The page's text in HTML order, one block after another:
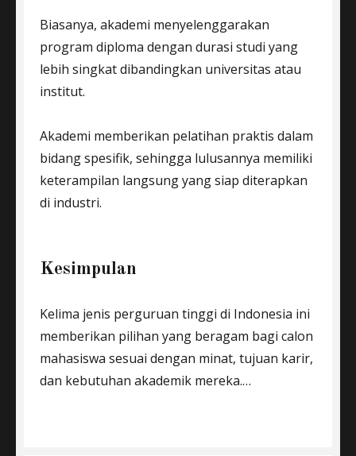
Biasanya, akademi menyelenggarakan
program diploma dengan durasi studi yang
lebih singkat dibandingkan universitas atau
institut.
Akademi memberikan pelatihan praktis dalam
bidang spesifik, sehingga lulusannya memiliki
keterampilan langsung yang siap diterapkan
di industri.
Kesimpulan
Kelima jenis perguruan tinggi di Indonesia ini
memberikan pilihan yang beragam bagi calon
mahasiswa sesuai dengan minat, tujuan karir,
dan kebutuhan akademik mereka.…